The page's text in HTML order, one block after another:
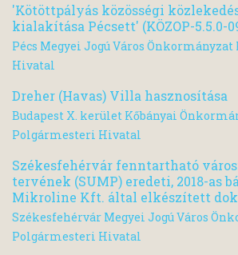
'Kötöttpályás közösségi
kialakítása Pécsett' (KÖZOP-5.5.0-
Pécs Megyei Jogú Város
Hivatal
Dreher (Havas) Villa hasznosítása
Budapest X. kerület Kőbányai
Polgármesteri Hivatal
Székesfehérvár fenntartható
tervének (SUMP) eredeti, 2018-as
Mikroline Kft. által elkészített
Székesfehérvár Megyei Jogú Város
Polgármesteri Hivatal